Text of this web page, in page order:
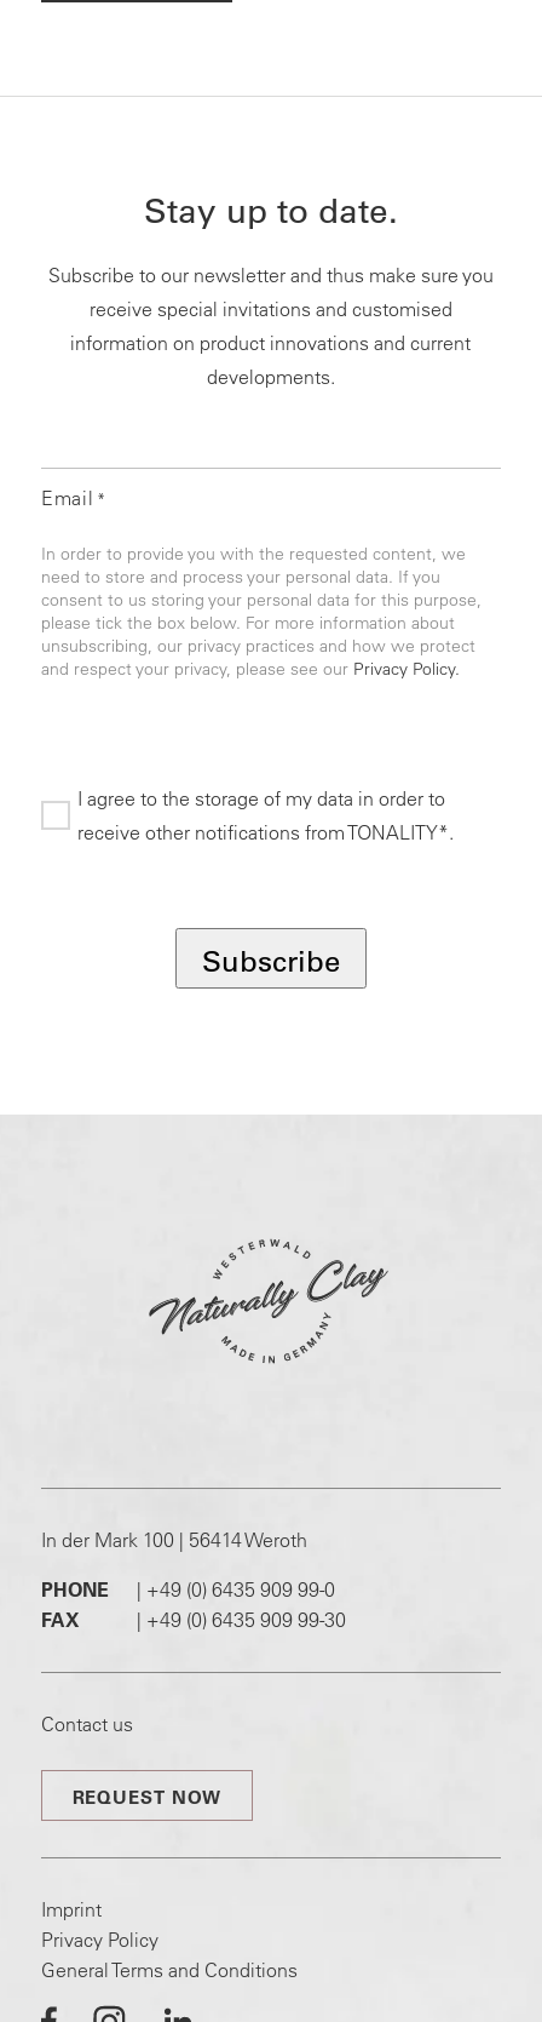
Stay up to date.
Subscribe to our newsletter and thus make sure you
receive special invitations and customised
information on product innovations and current
developments.
Email *
In order to provide you with the requested content, we
need to store and process your personal data. If you
consent to us storing your personal data for this purpose,
please tick the box below. For more information about
unsubscribing, our privacy practices and how we protect
and respect your privacy, please see our Privacy Policy.
I agree to the storage of my data in order to
receive other notifications from TONALITY*.
Subscribe
In der Mark 100 | 56414 Weroth
PHONE | +49 (0) 6435 909 99-0
FAX
| +49 (0) 6435 909 99-30
Contact us
REQUEST NOW
Imprint
Privacy Policy
General Terms and Conditions